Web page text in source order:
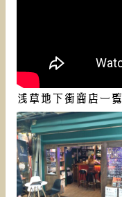
浅草地下街商店一覧